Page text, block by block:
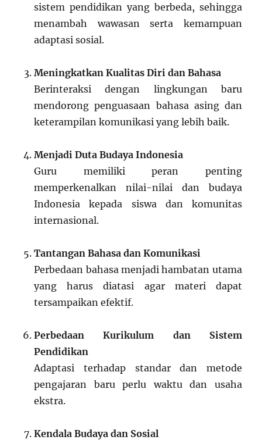
sistem pendidikan yang berbeda, sehingga
menambah wawasan serta kemampuan
adaptasi sosial.
Meningkatkan Kualitas Diri dan Bahasa
Berinteraksi dengan lingkungan baru
mendorong penguasaan bahasa asing dan
keterampilan komunikasi yang lebih baik.
Menjadi Duta Budaya Indonesia
Guru memiliki peran penting
memperkenalkan nilai-nilai dan budaya
Indonesia kepada siswa dan komunitas
internasional.
Tantangan Bahasa dan Komunikasi
Perbedaan bahasa menjadi hambatan utama
yang harus diatasi agar materi dapat
tersampaikan efektif.
Perbedaan Kurikulum dan Sistem
Pendidikan
Adaptasi terhadap standar dan metode
pengajaran baru perlu waktu dan usaha
ekstra.
Kendala Budaya dan Sosial